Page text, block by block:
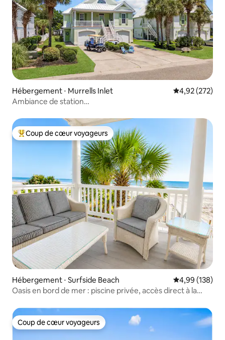
Hébergement ⋅ Murrells Inlet Évaluation
4,92 (272)
Ambiance de station
Coups de cœur voyageurs les plus appréciés
Coup de cœur voyageurs
Hébergement ⋅ Surfside Beach Évaluation
4,99 (138)
Oasis en bord de mer : piscine privée, accès direct à la
Coup de cœur voyageurs
Coup de cœur voyageurs